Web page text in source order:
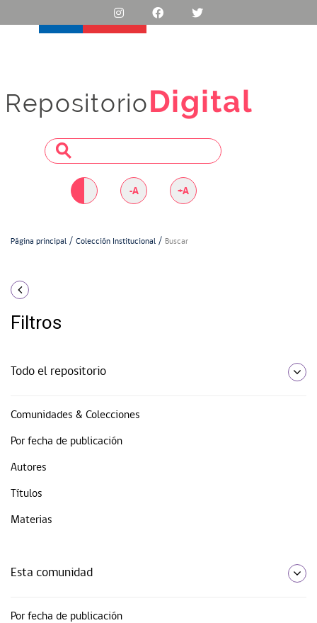
RepositorioDigital
-A +A
Página principal Colección Institucional Buscar
Filtros
Todo el repositorio
Comunidades & Colecciones
Por fecha de publicación
Autores
Títulos
Materias
Esta comunidad
Por fecha de publicación